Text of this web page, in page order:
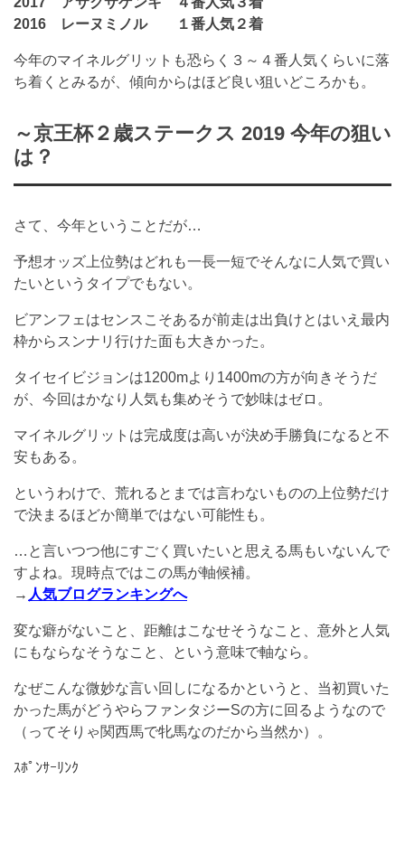
2016 レーヌミノル １番人気２着
今年のマイネルグリットも恐らく３～４番人気くらいに落
ち着くとみるが、傾向からはほど良い狙いどころかも。
～京王杯２歳ステークス 2019 今年の狙い
は？
さて、今年ということだが…
予想オッズ上位勢はどれも一長一短でそんなに人気で買い
たいというタイプでもない。
ビアンフェはセンスこそあるが前走は出負けとはいえ最内
枠からスンナリ行けた面も大きかった。
タイセイビジョンは1200mより1400mの方が向きそうだ
が、今回はかなり人気も集めそうで妙味はゼロ。
マイネルグリットは完成度は高いが決め手勝負になると不
安もある。
というわけで、荒れるとまでは言わないものの上位勢だけ
で決まるほどか簡単ではない可能性も。
…と言いつつ他にすごく買いたいと思える馬もいないんで
すよね。現時点ではこの馬が軸候補。
→ 人気ブログランキングへ
変な癖がないこと、距離はこなせそうなこと、意外と人気
にもならなそうなこと、という意味で軸なら。
なぜこんな微妙な言い回しになるかというと、当初買いた
かった馬がどうやらファンタジーSの方に回るようなので
（ってそりゃ関西馬で牝馬なのだから当然か）。
ｽﾎﾟﾝｻｰﾘﾝｸ